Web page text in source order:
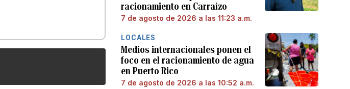
racionamiento en Carraízo
7 de agosto de 2026 a las 11:23 a.m.
LOCALES
Medios internacionales ponen el
foco en el racionamiento de agua
en Puerto Rico
7 de agosto de 2026 a las 10:52 a.m.